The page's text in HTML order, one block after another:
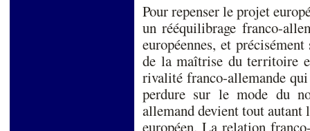
Pour repenser le projet
un rééquilibrage franco-
européennes, et
de la maîtrise du territoire
rivalité franco-allemande
perdure sur le mode du
allemand devient tout
européen. La relation